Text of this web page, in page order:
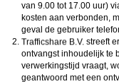
van 9.00 tot 17.00 uur)
kosten aan verbonden,
geval de gebruiker
streeft
ontvangst inhoudelijk te
verwerkingstijd vraagt,
geantwoord met een